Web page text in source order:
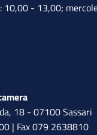
10,00 - 13,00;
18 - 07100 Sassari
| Fax 079 2638810